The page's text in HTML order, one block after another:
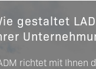
gestaltet
richtet mit Ihnen